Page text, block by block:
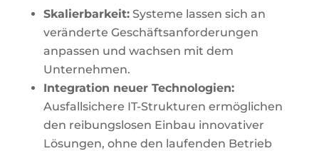
Skalierbarkeit:Systeme lassen sich an
veränderte Geschäftsanforderungen
anpassen und wachsen mit dem
Unternehmen.
Integration neuer Technologien:
Ausfallsichere IT-Strukturen ermöglichen
den reibungslosen Einbau innovativer
Lösungen, ohne den laufenden Betrieb